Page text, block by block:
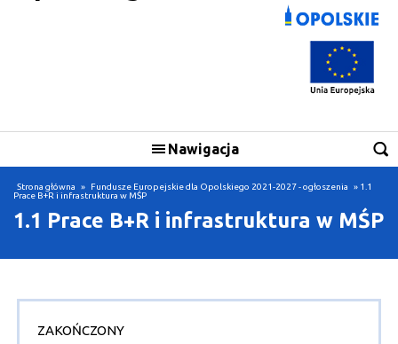
Nawigacja
Skorzystaj
Realizuję projekt
O Programie
Wiadomości
Strona główna » Fundusze Europejskie dla Opolskiego 2021-2027 - ogłoszenia
» 1.1
Prace B+R i infrastruktura w MŚP
1.1 Prace B+R i infrastruktura w MŚP
ZAKOŃCZONY